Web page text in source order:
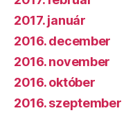
2017. január
2016. december
2016. november
2016. október
2016. szeptember